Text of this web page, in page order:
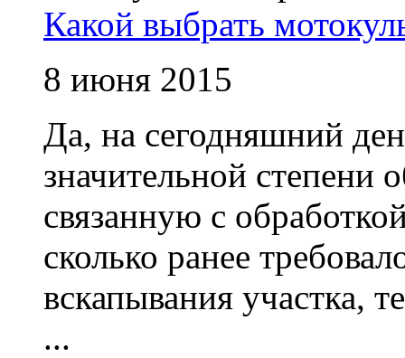
Какой выбрать
8 июня 2015
Да, на сегодняшний
значительной степени
связанную с
сколько ранее
вскапывания участка,
...